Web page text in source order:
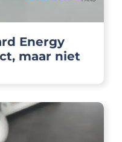
Energy
maar niet